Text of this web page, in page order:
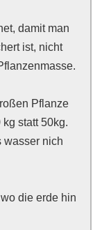
damit man
ist, nicht
Pflanze
statt 50kg.
wasser nich
die erde hin